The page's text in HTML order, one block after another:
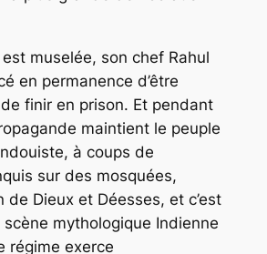
muselée, son chef Rahul
en permanence d’être
finir en prison. Et pendant
maintient le peuple
à coups de
sur des mosquées,
de Dieux et Déesses, et c’est
mythologique Indienne
régime exerce